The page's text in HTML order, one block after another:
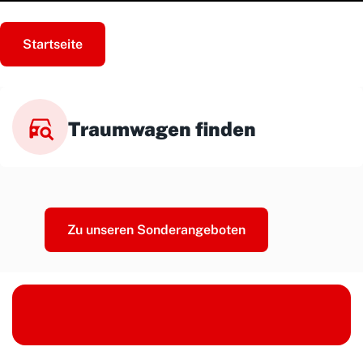
Startseite
Traumwagen finden
Zu unseren Sonderangeboten